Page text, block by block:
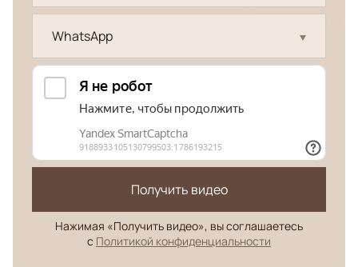
WhatsApp
Получить видео
Нажимая «Получить видео», вы соглашаетесь
с Политикой конфиденциальности